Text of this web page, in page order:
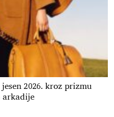
2026. kroz prizmu
arkadije